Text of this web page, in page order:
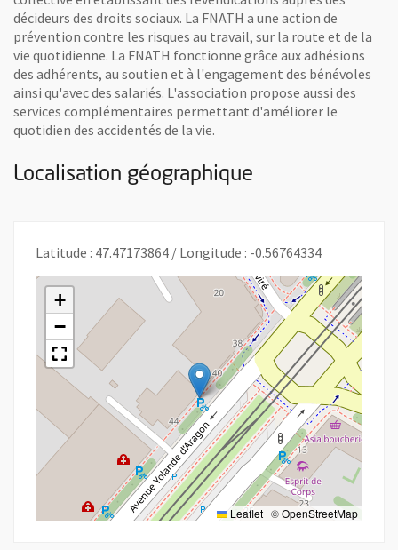
décideurs des droits sociaux. La FNATH a une action de
prévention contre les risques au travail, sur la route et de la
vie quotidienne. La FNATH fonctionne grâce aux adhésions
des adhérents, au soutien et à l'engagement des bénévoles
ainsi qu'avec des salariés. L'association propose aussi des
services complémentaires permettant d'améliorer le
quotidien des accidentés de la vie.
Localisation géographique
Latitude : 47.47173864 / Longitude : -0.56764334
+
−
Leaflet | ©OpenStreetMap